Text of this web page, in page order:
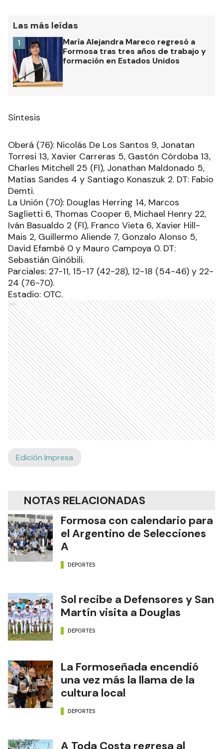
Las más leídas
María Alejandra Mareco regresó a
Formosa tras tres años de trabajo y
formación en Estados Unidos
1
Síntesis
Oberá (76): Nicolás De Los Santos 9, Jonatan
Torresi 13, Xavier Carreras 5, Gastón Córdoba 13,
Charles Mitchell 25 (FI), Jonathan Maldonado 5,
Matías Sandes 4 y Santiago Konaszuk 2. DT: Fabio
Demti.
La Unión (70): Douglas Herring 14, Marcos
Saglietti 6, Thomas Cooper 6, Michael Henry 22,
Iván Basualdo 2 (FI), Franco Vieta 6, Xavier Hill-
Mais 2, Guillermo Aliende 7, Gonzalo Alonso 5,
David Efambé 0 y Mauro Campoya 0. DT:
Sebastián Ginóbili.
Parciales: 27-11, 15-17 (42-28), 12-18 (54-46) y 22-
24 (76-70).
Estadio: OTC.
Ads
Edición Impresa
NOTAS RELACIONADAS
Formosa con calendario para
el Argentino de Selecciones
A
DEPORTES
Sol recibe a Defensores y San
Martín visita a Douglas
DEPORTES
La Formoseñada encendió
una vez más la llama de la
cultura local
DEPORTES
A Toda Costa regresa al